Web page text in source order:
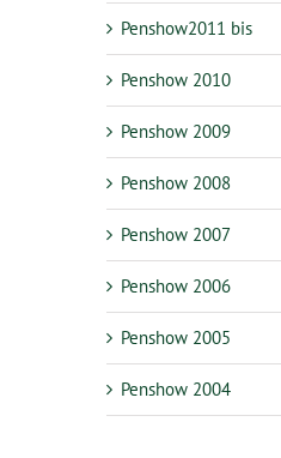
Penshow2011 bis
Penshow 2010
Penshow 2009
Penshow 2008
Penshow 2007
Penshow 2006
Penshow 2005
Penshow 2004